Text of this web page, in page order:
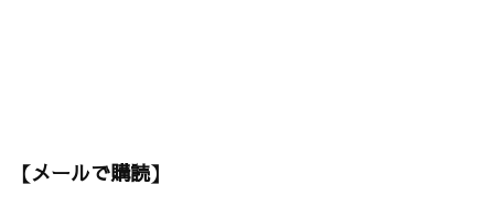
【メールで購読】